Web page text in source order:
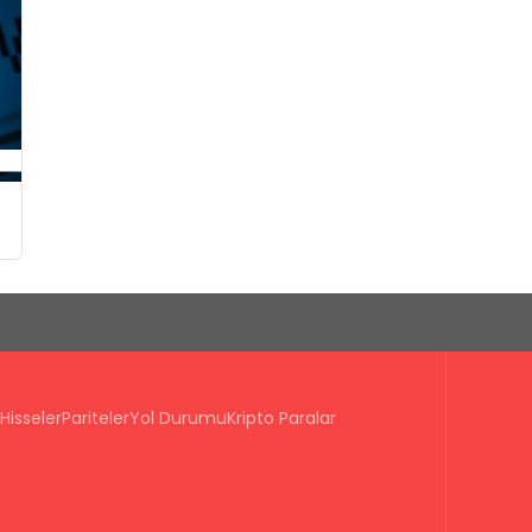
HisselerParitelerYol DurumuKripto Paralar